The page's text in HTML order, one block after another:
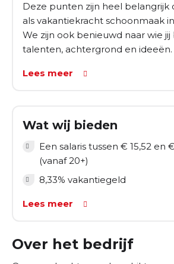
De werkdagen zijn van maandag
De tijden zijn mogelijk in de
avonden. Op basis van jouw
we naar een passende planning.
Deze punten zijn heel belangrijk
als vakantiekracht schoonmaak
We zijn ook benieuwd naar wie jij
talenten, achtergrond en ideeën.
Lees meer
Wat wij bieden
Een salaris tussen € 15,52 en
(vanaf 20+)
8,33% vakantiegeld
Lees meer
Over het bedrijf